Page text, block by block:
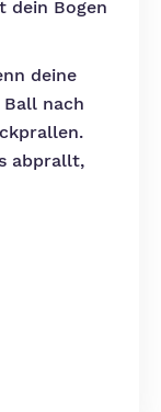
dein Bogen
deine
nach
abprallt,